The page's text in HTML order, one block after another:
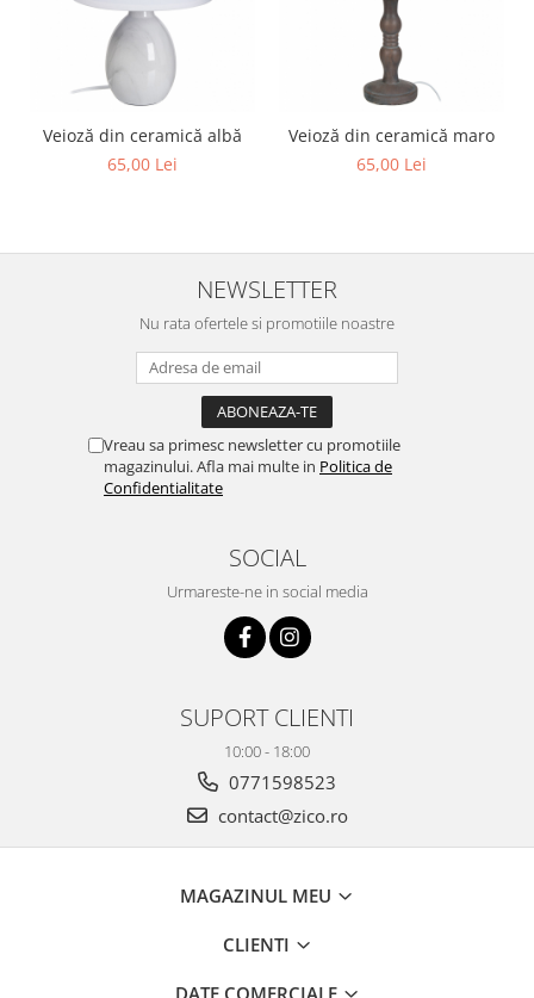
Veioză din ceramică albă
65,00 Lei
Veioză din ceramică maro
65,00 Lei
NEWSLETTER
Nu rata ofertele si promotiile noastre
Vreau sa primesc newsletter cu promotiile
magazinului. Afla mai multe in Politica de
Confidentialitate
SOCIAL
Urmareste-ne in social media
SUPORT CLIENTI
10:00 - 18:00
0771598523
contact@zico.ro
MAGAZINUL MEU
CLIENTI
DATE COMERCIALE